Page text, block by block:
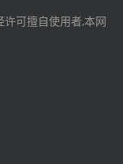
可擅自使用者,本网